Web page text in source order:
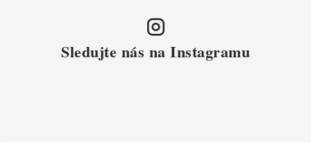
Sledujte nás na Instagramu